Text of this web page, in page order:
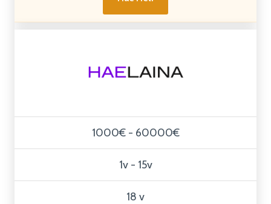
1000€ - 60000€
1v - 15v
18 v